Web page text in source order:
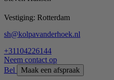
Vestiging: Rotterdam
sh@kolpavanderhoek.nl
+31104226144
Neem contact op
Bel
Maak een afspraak